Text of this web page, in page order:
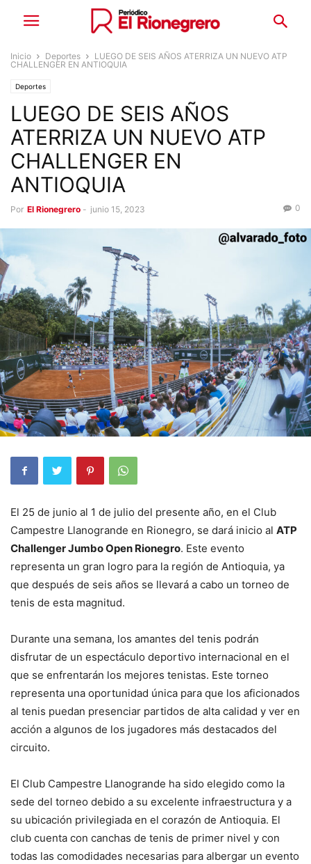
Inicio Deportes
LUEGO DE SEIS AÑOS ATERRIZA UN NUEVO ATP
CHALLENGER EN ANTIOQUIA
Deportes
LUEGO DE SEIS AÑOS
ATERRIZA UN NUEVO ATP
CHALLENGER EN
ANTIOQUIA
Por El Rionegrero - junio 15, 2023 0
El 25 de junio al 1 de julio del presente año, en el Club
Campestre Llanogrande en Rionegro, se dará inicio al ATP
Challenger Jumbo Open Rionegro. Este evento
representa un gran logro para la región de Antioquia, ya
que después de seis años se llevará a cabo un torneo de
tenis de esta magnitud.
Durante una semana, los amantes del tenis podrán
disfrutar de un espectáculo deportivo internacional en el
que se enfrentarán los mejores tenistas. Este torneo
representa una oportunidad única para que los aficionados
al tenis puedan presenciar partidos de alta calidad y ver en
acción a algunos de los jugadores más destacados del
circuito.
El Club Campestre Llanogrande ha sido elegido como la
sede del torneo debido a su excelente infraestructura y a
su ubicación privilegiada en el corazón de Antioquia. El
club cuenta con canchas de tenis de primer nivel y con
todas las comodidades necesarias para albergar un evento